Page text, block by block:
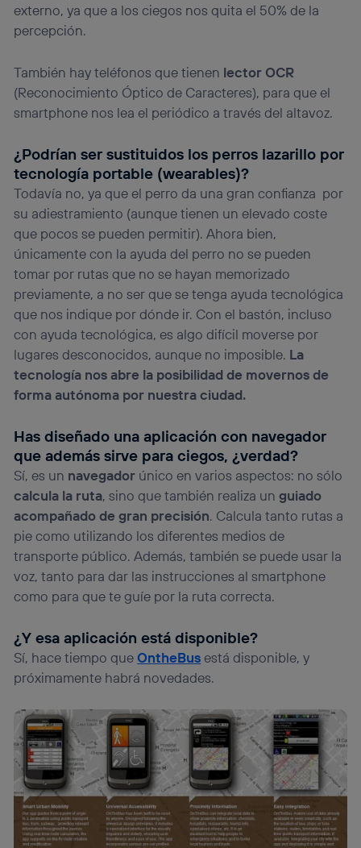
externo, ya que a los ciegos nos quita el 50% de la
percepción.
También hay teléfonos que tienen lector OCR
(Reconocimiento Óptico de Caracteres), para que el
smartphone nos lea el periódico a través del altavoz.
¿Podrían ser sustituidos los perros lazarillo por
tecnología portable (wearables)?
Todavía no, ya que el perro da una gran confianza por
su adiestramiento (aunque tienen un elevado coste
que pocos se pueden permitir). Ahora bien,
únicamente con la ayuda del perro no se pueden
tomar por rutas que no se hayan memorizado
previamente, a no ser que se tenga ayuda tecnológica
que nos indique por dónde ir. Con el bastón, incluso
con ayuda tecnológica, es algo difícil moverse por
lugares desconocidos, aunque no imposible. La
tecnología nos abre la posibilidad de movernos de
forma autónoma por nuestra ciudad.
Has diseñado una aplicación con navegador
que además sirve para ciegos, ¿verdad?
Sí, es un navegador único en varios aspectos: no sólo
calcula la ruta, sino que también realiza unguiado
acompañado de gran precisión. Calcula tanto rutas a
pie como utilizando los diferentes medios de
transporte público. Además, también se puede usar la
voz, tanto para dar las instrucciones al smartphone
como para que te guíe por la ruta correcta.
¿Y esa aplicación está disponible?
Sí, hace tiempo queOntheBusestá disponible, y
próximamente habrá novedades.